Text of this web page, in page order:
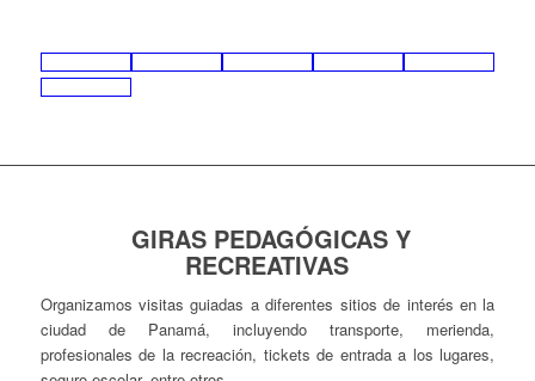
GIRAS PEDAGÓGICAS Y
RECREATIVAS
Organizamos visitas guiadas a diferentes sitios de interés en la
ciudad de Panamá, incluyendo transporte, merienda,
profesionales de la recreación, tickets de entrada a los lugares,